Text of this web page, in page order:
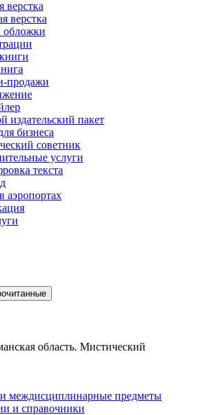
верстка
верстка
обложки
продажи
издательский пакет
бизнеса
советник
услуги
текста
аэропортах
междисциплинарные предметы
и справочники